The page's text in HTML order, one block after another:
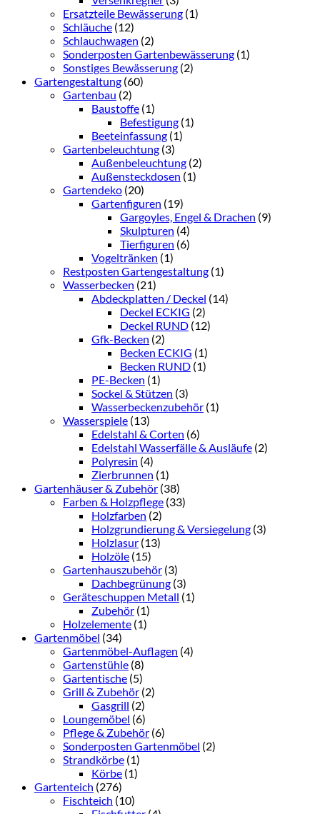
Ersatzteile Bewässerung (1)
Schläuche (12)
Schlauchwagen (2)
Sonderposten Gartenbewässerung (1)
Sonstiges Bewässerung (2)
Gartengestaltung (60)
Gartenbau (2)
Baustoffe (1)
Befestigung (1)
Beeteinfassung (1)
Gartenbeleuchtung (3)
Außenbeleuchtung (2)
Außensteckdosen (1)
Gartendeko (20)
Gartenfiguren (19)
Gargoyles, Engel & Drachen (9)
Skulpturen (4)
Tierfiguren (6)
Vogeltränken (1)
Restposten Gartengestaltung (1)
Wasserbecken (21)
Abdeckplatten / Deckel (14)
Deckel ECKIG (2)
Deckel RUND (12)
Gfk-Becken (2)
Becken ECKIG (1)
Becken RUND (1)
PE-Becken (1)
Sockel & Stützen (3)
Wasserbeckenzubehör (1)
Wasserspiele (13)
Edelstahl & Corten (6)
Edelstahl Wasserfälle & Ausläufe (2)
Polyresin (4)
Zierbrunnen (1)
Gartenhäuser & Zubehör (38)
Farben & Holzpflege (33)
Holzfarben (2)
Holzgrundierung & Versiegelung (3)
Holzlasur (13)
Holzöle (15)
Gartenhauszubehör (3)
Dachbegrünung (3)
Geräteschuppen Metall (1)
Zubehör (1)
Holzelemente (1)
Gartenmöbel (34)
Gartenmöbel-Auflagen (4)
Gartenstühle (8)
Gartentische (5)
Grill & Zubehör (2)
Gasgrill (2)
Loungemöbel (6)
Pflege & Zubehör (6)
Sonderposten Gartenmöbel (2)
Strandkörbe (1)
Körbe (1)
Gartenteich (276)
Fischteich (10)